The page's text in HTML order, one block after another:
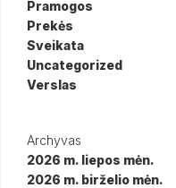
Pramogos
Prekės
Sveikata
Uncategorized
Verslas
Archyvas
2026 m. liepos mėn.
2026 m. birželio mėn.